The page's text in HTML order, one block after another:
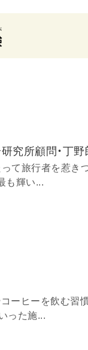
究所顧問・丁野
て旅行者を惹き
も輝い...
ーヒーを飲む習
った施...